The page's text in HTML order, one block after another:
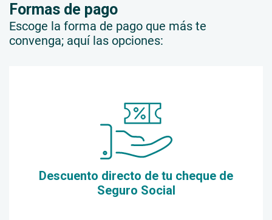
Formas de pago
Escoge la forma de pago que más te
convenga; aquí las opciones:
Descuento directo de tu cheque de
Seguro Social